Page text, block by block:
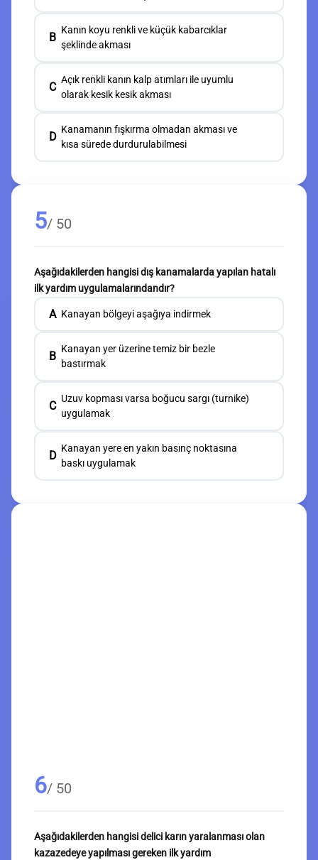
B
Kanın koyu renkli ve küçük kabarcıklar
şeklinde akması
C
Açık renkli kanın kalp atımları ile uyumlu
olarak kesik kesik akması
D
Kanamanın fışkırma olmadan akması ve
kısa sürede durdurulabilmesi
5/ 50
Aşağıdakilerden hangisi dış kanamalarda yapılan hatalı
ilk yardım uygulamalarındandır?
A Kanayan bölgeyi aşağıya indirmek
B
Kanayan yer üzerine temiz bir bezle
bastırmak
C
Uzuv kopması varsa boğucu sargı (turnike)
uygulamak
D
Kanayan yere en yakın basınç noktasına
baskı uygulamak
6/ 50
Aşağıdakilerden hangisi delici karın yaralanması olan
kazazedeye yapılması gereken ilk yardım